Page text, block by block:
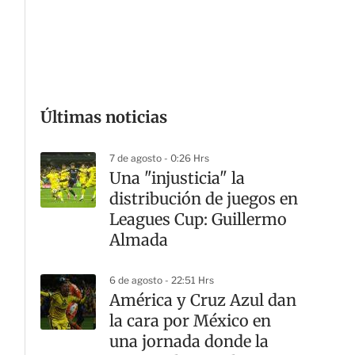
Últimas noticias
7 de agosto - 0:26 Hrs
Una "injusticia" la
distribución de juegos en
Leagues Cup: Guillermo
Almada
6 de agosto - 22:51 Hrs
América y Cruz Azul dan
la cara por México en
una jornada donde la